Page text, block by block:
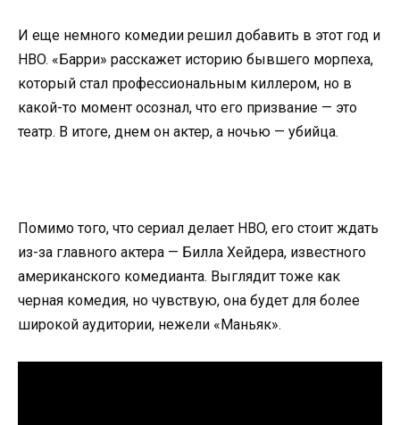
И еще немного комедии решил добавить в этот год и
HBO. «Барри» расскажет историю бывшего морпеха,
который стал профессиональным киллером, но в
какой-то момент осознал, что его призвание — это
театр. В итоге, днем он актер, а ночью — убийца.
Помимо того, что сериал делает HBO, его стоит ждать
из-за главного актера — Билла Хейдера, известного
американского комедианта. Выглядит тоже как
черная комедия, но чувствую, она будет для более
широкой аудитории, нежели «Маньяк».